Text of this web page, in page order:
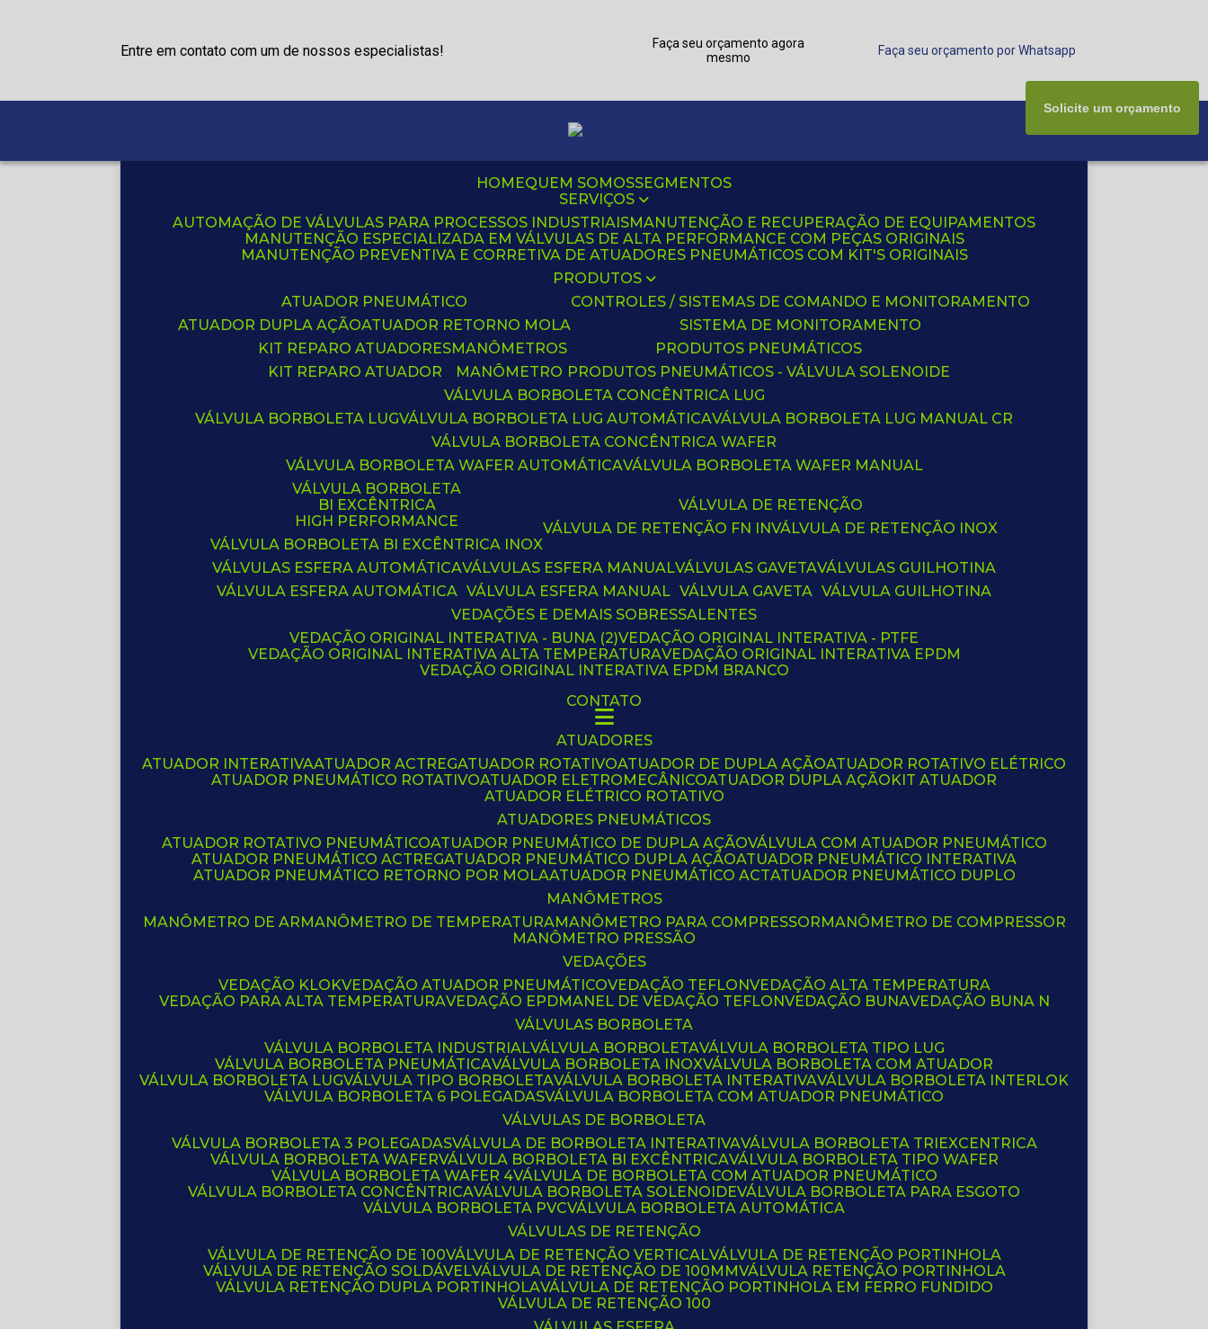
Entre em contato com um de nossos especialistas!
Faça seu orçamento agora
mesmo
Faça seu orçamento por Whatsapp
HOME QUEM SOMOS
SEGMENTOS
SERVIÇOS
AUTOMAÇÃO DE VÁLVULAS PARA PROCESSOS INDUSTRIAIS
MANUTENÇÃO E RECUPERAÇÃO DE EQUIPAMENTOS
MANUTENÇÃO ESPECIALIZADA EM VÁLVULAS DE ALTA PERFORMANCE COM PEÇAS ORIGINAIS
MANUTENÇÃO PREVENTIVA E CORRETIVA DE ATUADORES PNEUMÁTICOS COM KIT'S ORIGINAIS
PRODUTOS
ATUADOR PNEUMÁTICO
ATUADOR DUPLA AÇÃO
ATUADOR RETORNO MOLA
CONTROLES / SISTEMAS DE COMANDO E MONITORAMENTO
SISTEMA DE MONITORAMENTO
KIT REPARO ATUADORES
KIT REPARO ATUADOR
MANÔMETROS
MANÔMETRO
PRODUTOS PNEUMÁTICOS
PRODUTOS PNEUMÁTICOS - VÁLVULA SOLENOIDE
VÁLVULA BORBOLETA CONCÊNTRICA LUG
VÁLVULA BORBOLETA LUG VÁLVULA BORBOLETA LUG AUTOMÁTICA VÁLVULA BORBOLETA LUG MANUAL CR
VÁLVULA BORBOLETA CONCÊNTRICA WAFER
VÁLVULA BORBOLETA WAFER AUTOMÁTICA VÁLVULA BORBOLETA WAFER MANUAL
VÁLVULA BORBOLETA
BI EXCÊNTRICA
HIGH PERFORMANCE
VÁLVULA BORBOLETA BI EXCÊNTRICA INOX
VÁLVULA DE RETENÇÃO
VÁLVULA DE RETENÇÃO FN IN VÁLVULA DE RETENÇÃO INOX
VÁLVULAS ESFERA AUTOMÁTICA
VÁLVULA ESFERA AUTOMÁTICA
VÁLVULAS ESFERA MANUAL
VÁLVULA ESFERA MANUAL
VÁLVULAS GAVETA
VÁLVULA GAVETA
VÁLVULAS GUILHOTINA
VÁLVULA GUILHOTINA
VEDAÇÕES E DEMAIS SOBRESSALENTES
VEDAÇÃO ORIGINAL INTERATIVA - BUNA (2)
VEDAÇÃO ORIGINAL INTERATIVA - PTFE
VEDAÇÃO ORIGINAL INTERATIVA ALTA TEMPERATURA VEDAÇÃO ORIGINAL INTERATIVA EPDM
VEDAÇÃO ORIGINAL INTERATIVA EPDM BRANCO
CONTATO
ATUADORES
ATUADOR INTERATIVA ATUADOR ACTREG ATUADOR ROTATIVO ATUADOR DE DUPLA AÇÃO
ATUADOR ROTATIVO ELÉTRICO
ATUADOR PNEUMÁTICO ROTATIVO
ATUADOR ELETROMECÂNICO ATUADOR DUPLA AÇÃO
KIT ATUADOR
ATUADOR ELÉTRICO ROTATIVO
ATUADORES PNEUMÁTICOS
ATUADOR ROTATIVO PNEUMÁTICO
ATUADOR PNEUMÁTICO DE DUPLA AÇÃO VÁLVULA COM ATUADOR PNEUMÁTICO
ATUADOR PNEUMÁTICO ACTREG
ATUADOR PNEUMÁTICO DUPLA AÇÃO
ATUADOR PNEUMÁTICO INTERATIVA
ATUADOR PNEUMÁTICO RETORNO POR MOLA ATUADOR PNEUMÁTICO ACT
ATUADOR PNEUMÁTICO DUPLO
MANÔMETROS
MANÔMETRO DE AR
MANÔMETRO DE TEMPERATURA MANÔMETRO PARA COMPRESSOR
MANÔMETRO DE COMPRESSOR
MANÔMETRO PRESSÃO
VEDAÇÕES
VEDAÇÃO KLOK VEDAÇÃO ATUADOR PNEUMÁTICO VEDAÇÃO TEFLON
VEDAÇÃO ALTA TEMPERATURA
VEDAÇÃO PARA ALTA TEMPERATURA VEDAÇÃO EPDM ANEL DE VEDAÇÃO TEFLON VEDAÇÃO BUNA VEDAÇÃO BUNA N
VÁLVULAS BORBOLETA
VÁLVULA BORBOLETA INDUSTRIAL VÁLVULA BORBOLETA VÁLVULA BORBOLETA TIPO LUG
VÁLVULA BORBOLETA PNEUMÁTICA VÁLVULA BORBOLETA INOX VÁLVULA BORBOLETA COM ATUADOR
VÁLVULA BORBOLETA LUG VÁLVULA TIPO BORBOLETA VÁLVULA BORBOLETA INTERATIVA VÁLVULA BORBOLETA INTERLOK
VÁLVULA BORBOLETA 6 POLEGADAS VÁLVULA BORBOLETA COM ATUADOR PNEUMÁTICO
VÁLVULAS DE BORBOLETA
VÁLVULA BORBOLETA 3 POLEGADAS VÁLVULA DE BORBOLETA INTERATIVA VÁLVULA BORBOLETA TRIEXCENTRICA
VÁLVULA BORBOLETA WAFER VÁLVULA BORBOLETA BI EXCÊNTRICA VÁLVULA BORBOLETA TIPO WAFER
VÁLVULA BORBOLETA WAFER 4 VÁLVULA DE BORBOLETA COM ATUADOR PNEUMÁTICO
VÁLVULA BORBOLETA CONCÊNTRICA VÁLVULA BORBOLETA SOLENOIDE VÁLVULA BORBOLETA PARA ESGOTO
VÁLVULA BORBOLETA PVC VÁLVULA BORBOLETA AUTOMÁTICA
VÁLVULAS DE RETENÇÃO
VÁLVULA DE RETENÇÃO DE 100 VÁLVULA DE RETENÇÃO VERTICAL VÁLVULA DE RETENÇÃO PORTINHOLA
VÁLVULA DE RETENÇÃO SOLDÁVEL VÁLVULA DE RETENÇÃO DE 100MM
VÁLVULA RETENÇÃO PORTINHOLA
VÁLVULA RETENÇÃO DUPLA PORTINHOLA VÁLVULA DE RETENÇÃO PORTINHOLA EM FERRO FUNDIDO
VÁLVULA DE RETENÇÃO 100
Solicite um orçamento